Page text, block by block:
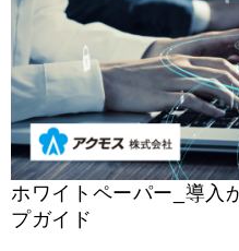
プラ
よく
お問
ホワイトペーパー_導入
プガイド